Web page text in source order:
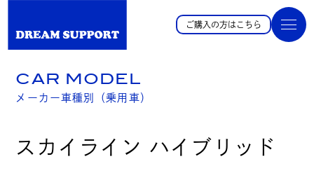
ご購入の方はこちら
CAR MODEL
メーカー車種別（乗用車）
スカイライン ハイブリッド